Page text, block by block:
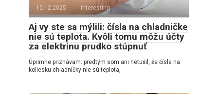
10.12.2025 interesting
Aj vy ste sa mýlili: čísla na chladničke
nie sú teplota. Kvôli tomu môžu účty
za elektrinu prudko stúpnuť
Úprimne priznávam: predtým som ani netušil, že čísla na
koliesku chladničky nie sú teplota,